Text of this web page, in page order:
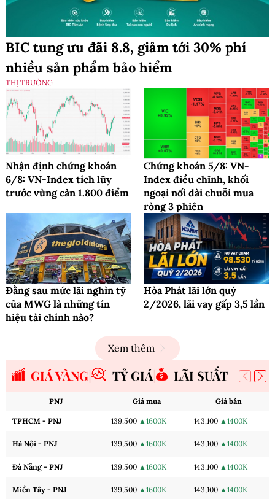
BIC tung ưu đãi 8.8, giảm tới 30% phí
nhiều sản phẩm bảo hiểm
THỊ TRƯỜNG
Nhận định chứng khoán
6/8: VN-Index tích lũy
trước vùng cản 1.800 điểm
Chứng khoán 5/8: VN-
Index điều chỉnh, khối
ngoại nối dài chuỗi mua
ròng 3 phiên
Đằng sau mức lãi nghìn tỷ
của MWG là những tín
hiệu tài chính nào?
Hòa Phát lãi lớn quý
2/2026, lãi vay gấp 3,5 lần
Xem thêm
GIÁ VÀNG TỶ GIÁ LÃI SUẤT
PNJ Giá mua Giá bán
TPHCM - PNJ 139,500 ▲1600K 143,100 ▲1400K
Hà Nội - PNJ 139,500 ▲1600K 143,100 ▲1400K
Đà Nẵng - PNJ 139,500 ▲1600K 143,100 ▲1400K
Miền Tây - PNJ 139,500 ▲1600K 143,100 ▲1400K